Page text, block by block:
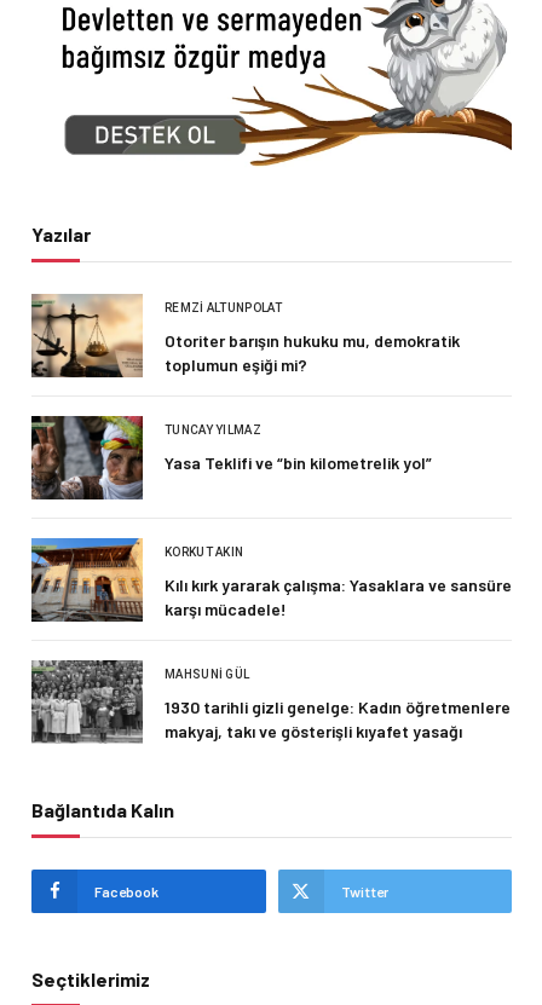
Yazılar
REMZI ALTUNPOLAT
Otoriter barışın hukuku mu, demokratik
toplumun eşiği mi?
TUNCAY YILMAZ
Yasa Teklifi ve “bin kilometrelik yol”
KORKUT AKIN
Kılı kırk yararak çalışma: Yasaklara ve sansüre
karşı mücadele!
MAHSUNI GÜL
1930 tarihli gizli genelge: Kadın öğretmenlere
makyaj, takı ve gösterişli kıyafet yasağı
Bağlantıda Kalın
Facebook Twitter
Seçtiklerimiz